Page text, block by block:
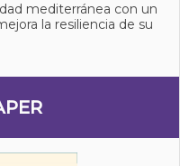
mediterránea con un
la resiliencia de su